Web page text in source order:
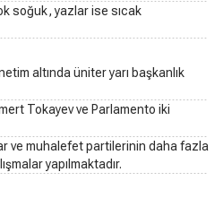
soğuk, yazlar ise sıcak
altında üniter yarı başkanlık
Tokayev ve Parlamento iki
ve muhalefet partilerinin daha fazla
yapılmaktadır.